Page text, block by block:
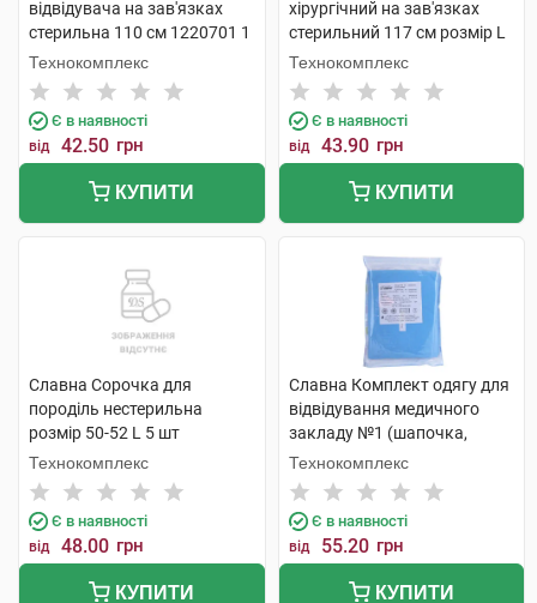
відвідувача на зав'язках
стерильна 110 см 1220701 1
шт
Технокомплекс
Є в наявності
від 42.50 грн
КУПИТИ
хірургічний на зав'язках
стерильний 117 см розмір L
(50-52) 1220507 1 шт
Технокомплекс
Є в наявності
від 43.90 грн
КУПИТИ
Славна Сорочка для
породіль нестерильна
розмір 50-52 L 5 шт
Технокомплекс
Є в наявності
від 48.00 грн
КУПИТИ
Славна Комплект одягу для
відвідування медичного
закладу №1 (шапочка,
маска, накидка, бахіли)
1231201 1 шт
Технокомплекс
Є в наявності
від 55.20 грн
КУПИТИ